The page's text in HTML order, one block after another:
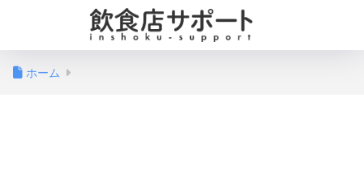
ホーム